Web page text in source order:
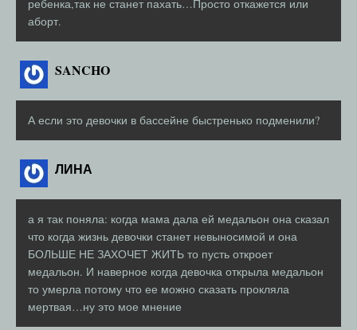
ребенка,так не станет пахать…Просто откажется или
аборт.
SANCHO
А если это девочки в бассейне быстренько подменили?
ЛИНА
а я так поняла: когда мама дала ей медальон она сказал
что когда жизнь девочки станет невыносимой и она
БОЛЬШЕ НЕ ЗАХОЧЕТ ЖИТЬ то пусть откроет
медальон. И наверное когда девочка открыла медальон
то умерла потому что ее можно сказать прокляла
мертвая…ну это мое мнение